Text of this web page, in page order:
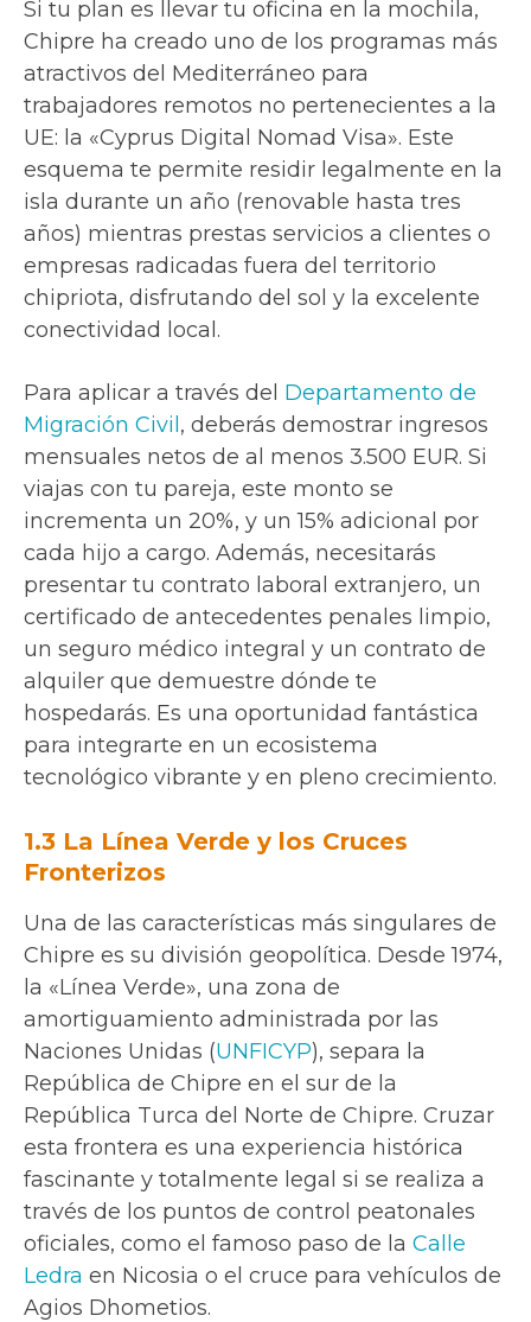
Si tu plan es llevar tu oficina en la mochila,
Chipre ha creado uno de los programas más
atractivos del Mediterráneo para
trabajadores remotos no pertenecientes a la
UE: la «Cyprus Digital Nomad Visa». Este
esquema te permite residir legalmente en la
isla durante un año (renovable hasta tres
años) mientras prestas servicios a clientes o
empresas radicadas fuera del territorio
chipriota, disfrutando del sol y la excelente
conectividad local.
Para aplicar a través del Departamento de
Migración Civil , deberás demostrar ingresos
mensuales netos de al menos 3.500 EUR. Si
viajas con tu pareja, este monto se
incrementa un 20%, y un 15% adicional por
cada hijo a cargo. Además, necesitarás
presentar tu contrato laboral extranjero, un
certificado de antecedentes penales limpio,
un seguro médico integral y un contrato de
alquiler que demuestre dónde te
hospedarás. Es una oportunidad fantástica
para integrarte en un ecosistema
tecnológico vibrante y en pleno crecimiento.
1.3 La Línea Verde y los Cruces
Fronterizos
Una de las características más singulares de
Chipre es su división geopolítica. Desde 1974,
la «Línea Verde», una zona de
amortiguamiento administrada por las
Naciones Unidas (UNFICYP), separa la
República de Chipre en el sur de la
República Turca del Norte de Chipre. Cruzar
esta frontera es una experiencia histórica
fascinante y totalmente legal si se realiza a
través de los puntos de control peatonales
oficiales, como el famoso paso de la Calle
Ledra en Nicosia o el cruce para vehículos de
Agios Dhometios.